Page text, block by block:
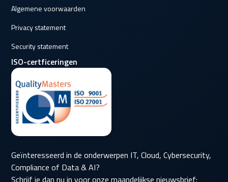
Algemene voorwaarden
Privacy statement
Security statement
ISO-certficeringen
Geïnteresseerd in de onderwerpen IT, Cloud, Cybersecurity,
Compliance of Data & AI?